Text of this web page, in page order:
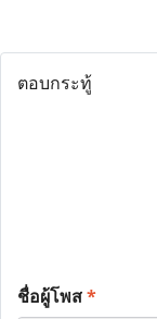
ตอบกระทู้
ชื่อผู้โพส*